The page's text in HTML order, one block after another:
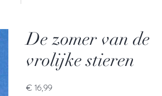
De zomer van de
vrolijke stieren
€ 16,99Prijs